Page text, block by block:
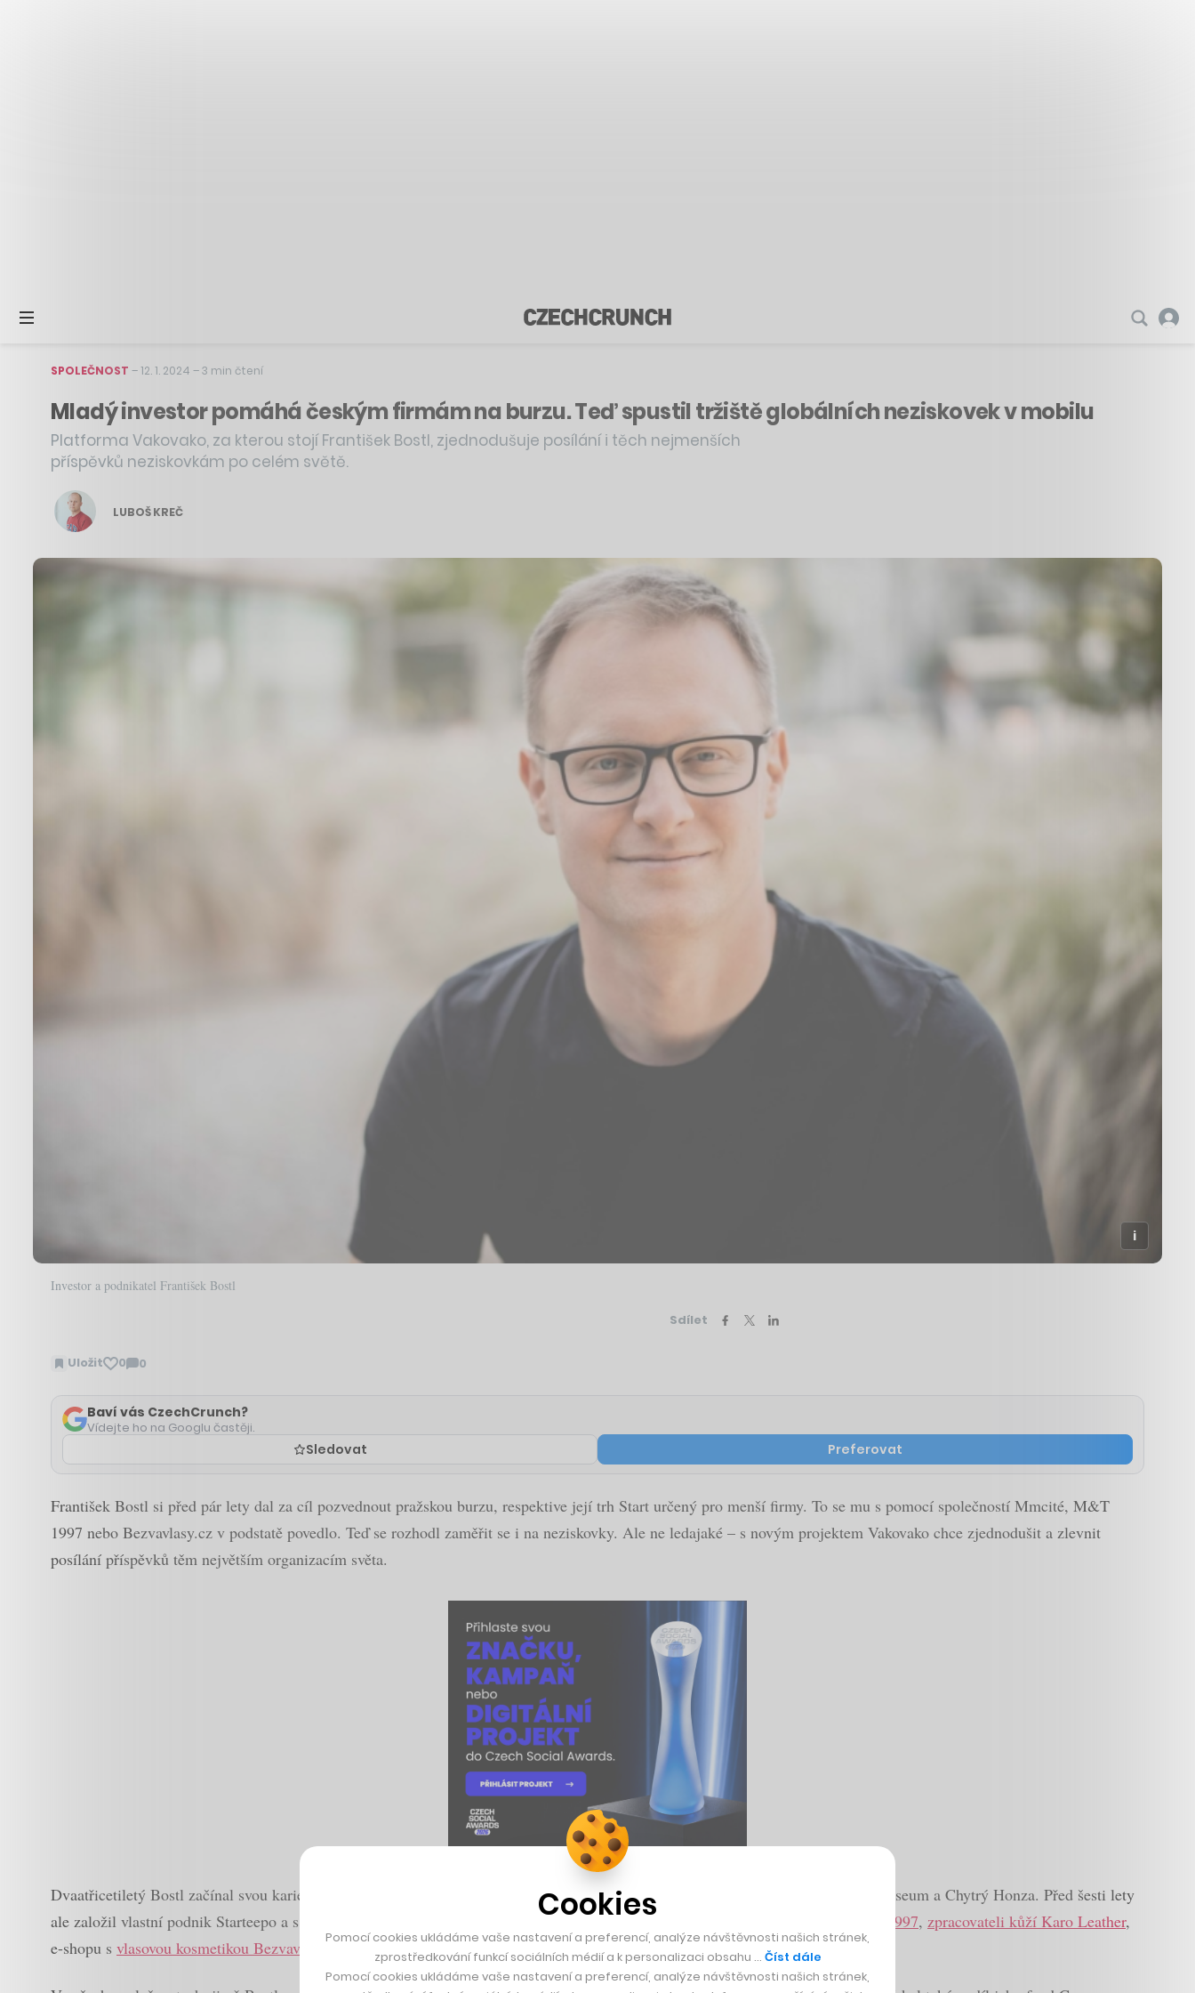
SPOLEČNOST –12. 1. 2024 –3 min čtení
Mladý investor pomáhá českým firmám na burzu. Teď spustil tržiště globálních neziskovek v mobilu
Platforma Vakovako, za kterou stojí František Bostl, zjednodušuje posílání i těch nejmenších
příspěvků neziskovkám po celém světě.
LUBOŠ KREČ
Investor a podnikatel František Bostl
Sdílet
Uložit 0 0
Zobrazit
Baví vás CzechCrunch?
Vídejte ho na Googlu častěji.
Sledovat Preferovat
František Bostl si před pár lety dal za cíl pozvednout pražskou burzu, respektive její trh Start určený pro menší firmy. To se mu s pomocí společností Mmcité, M&T
1997 nebo Bezvavlasy.cz v podstatě povedlo. Teď se rozhodl zaměřit se i na neziskovky. Ale ne ledajaké – s novým projektem Vakovako chce zjednodušit a zlevnit
posílání příspěvků těm největším organizacím světa.
Dvaatřicetiletý Bostl začínal svou kariéru jako ekonomický analytik a portfolio manažer ve finančních společnostech Cyrrus, Colosseum a Chytrý Honza. Před šesti lety
ale založil vlastní podnik Starteepo a s ním vyrazil dobýt pražskou burzu. Na její parket pomohl
výrobci interiérových klik M&T 1997, zpracovateli kůží Karo Leather,
e-shopu s vlasovou kosmetikou Bezvavlasy.cza takémiliardovému výrobci mobiliáře mmcité
Cookies
Pomocí cookies ukládáme vaše nastavení a preferencí, analýze návštěvnosti našich stránek,
zprostředkování funkcí sociálních médií a k personalizaci obsahu … Číst dále
Pomocí cookies ukládáme vaše nastavení a preferencí, analýze návštěvnosti našich stránek,